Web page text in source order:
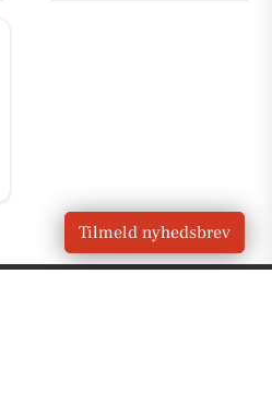
Tilmeld nyhedsbrev